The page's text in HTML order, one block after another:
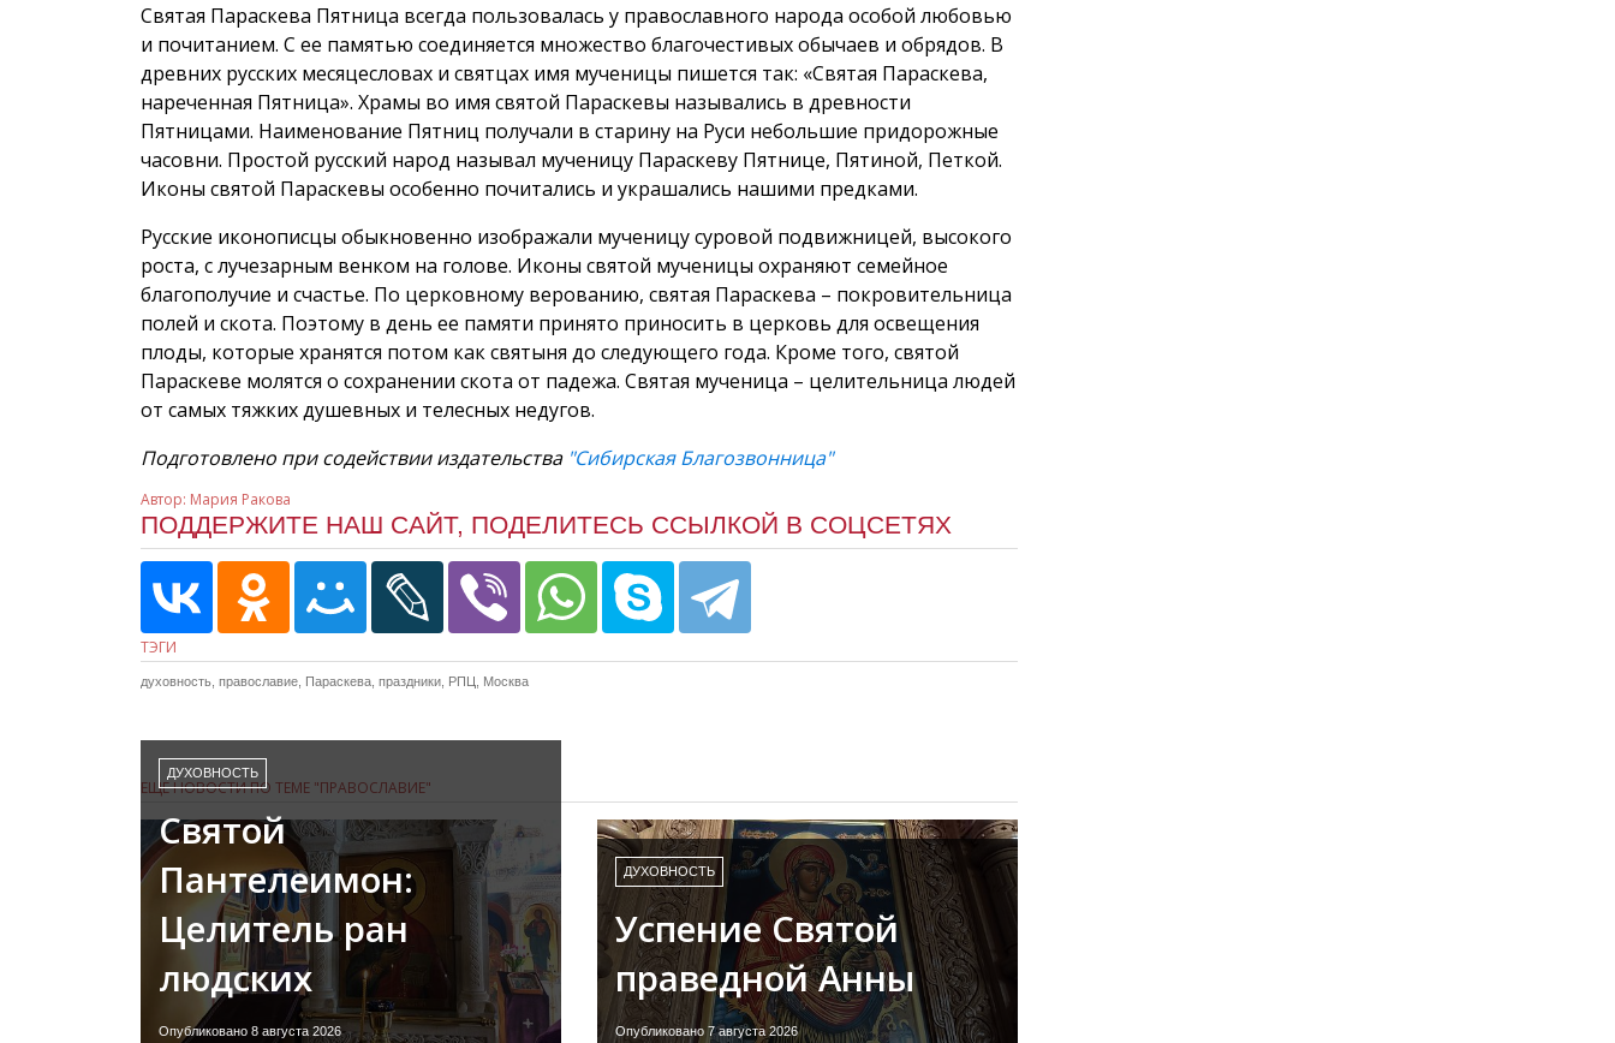
Святая Параскева Пятница всегда пользовалась у православного народа особой любовью
и почитанием. С ее памятью соединяется множество благочестивых обычаев и обрядов. В
древних русских месяцесловах и святцах имя мученицы пишется так: «Святая Параскева,
нареченная Пятница». Храмы во имя святой Параскевы назывались в древности
Пятницами. Наименование Пятниц получали в старину на Руси небольшие придорожные
часовни. Простой русский народ называл мученицу Параскеву Пятнице, Пятиной, Петкой.
Иконы святой Параскевы особенно почитались и украшались нашими предками.
Русские иконописцы обыкновенно изображали мученицу суровой подвижницей, высокого
роста, с лучезарным венком на голове. Иконы святой мученицы охраняют семейное
благополучие и счастье. По церковному верованию, святая Параскева – покровительница
полей и скота. Поэтому в день ее памяти принято приносить в церковь для освещения
плоды, которые хранятся потом как святыня до следующего года. Кроме того, святой
Параскеве молятся о сохранении скота от падежа. Святая мученица – целительница людей
от самых тяжких душевных и телесных недугов.
Подготовлено при содействии издательства "Сибирская Благозвонница"
Автор: Мария Ракова
ПОДДЕРЖИТЕ НАШ САЙТ, ПОДЕЛИТЕСЬ ССЫЛКОЙ В СОЦСЕТЯХ
ТЭГИ
духовность православие Параскева праздники РПЦ Москва
ЕЩЕ НОВОСТИ ПО ТЕМЕ "ПРАВОСЛАВИЕ"
ДУХОВНОСТЬ
Святой
Пантелеимон:
Целитель ран
людских
Опубликовано 8 августа 2026
ДУХОВНОСТЬ
Успение Святой
праведной Анны
Опубликовано 7 августа 2026